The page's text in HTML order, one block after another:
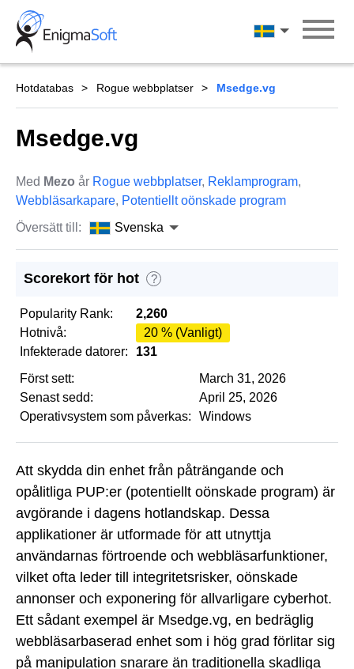
Skip
content
Svenska
Hotdatabas Rogue webbplatser Msedge.vg
Msedge.vg
Med Mezo år Rogue webbplatser, Reklamprogram,
Webbläsarkapare, Potentiellt oönskade program
Översätt till:
Svenska
Scorekort för hot ?
Popularity Rank:
2,260
Hotnivå:
20 % (Vanligt)
Infekterade datorer:
131
Först sett:
March 31, 2026
Senast sedd:
April 25, 2026
Operativsystem som påverkas:
Windows
Att skydda din enhet från påträngande och
opålitliga PUP:er (potentiellt oönskade program) är
avgörande i dagens hotlandskap. Dessa
applikationer är utformade för att utnyttja
användarnas förtroende och webbläsarfunktioner,
vilket ofta leder till integritetsrisker, oönskade
annonser och exponering för allvarligare cyberhot.
Ett sådant exempel är Msedge.vg, en bedräglig
webbläsarbaserad enhet som i hög grad förlitar sig
på manipulation snarare än traditionella skadliga